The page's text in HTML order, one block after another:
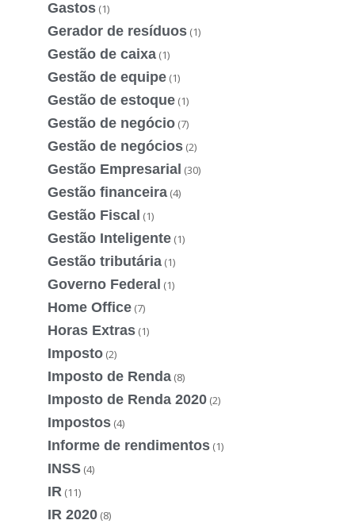
Gastos (1)
Gerador de resíduos (1)
Gestão de caixa (1)
Gestão de equipe (1)
Gestão de estoque (1)
Gestão de negócio (7)
Gestão de negócios (2)
Gestão Empresarial (30)
Gestão financeira (4)
Gestão Fiscal (1)
Gestão Inteligente (1)
Gestão tributária (1)
Governo Federal (1)
Home Office (7)
Horas Extras (1)
Imposto (2)
Imposto de Renda (8)
Imposto de Renda 2020 (2)
Impostos (4)
Informe de rendimentos (1)
INSS (4)
IR (11)
IR 2020 (8)